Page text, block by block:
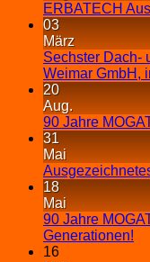
ERBATECH
03
März
Sechster Dach-
Weimar GmbH,
20
Aug.
90 Jahre
31
Mai
18
Mai
90 Jahre
Generationen!
16